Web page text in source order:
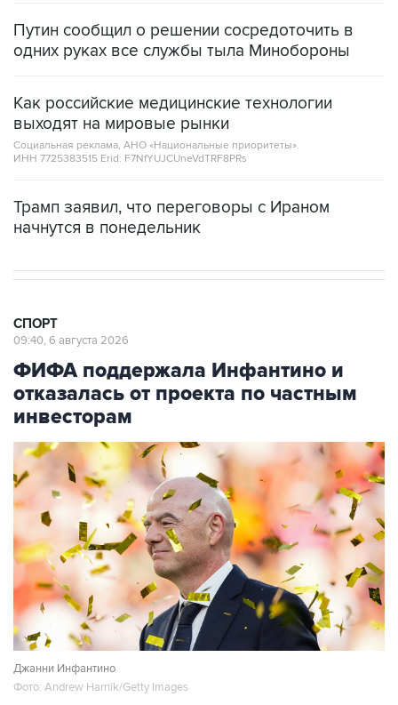
Путин сообщил о решении сосредоточить в
одних руках все службы тыла Минобороны
Как российские медицинские технологии
выходят на мировые рынки
Социальная реклама, АНО «Национальные приоритеты».
ИНН 7725383515 Erid: F7NfYUJCUneVdTRF8PRs
Трамп заявил, что переговоры с Ираном
начнутся в понедельник
СПОРТ
09:40, 6 августа 2026
ФИФА поддержала Инфантино и
отказалась от проекта по частным
инвесторам
Джанни Инфантино
Фото: Andrew Harnik/Getty Images